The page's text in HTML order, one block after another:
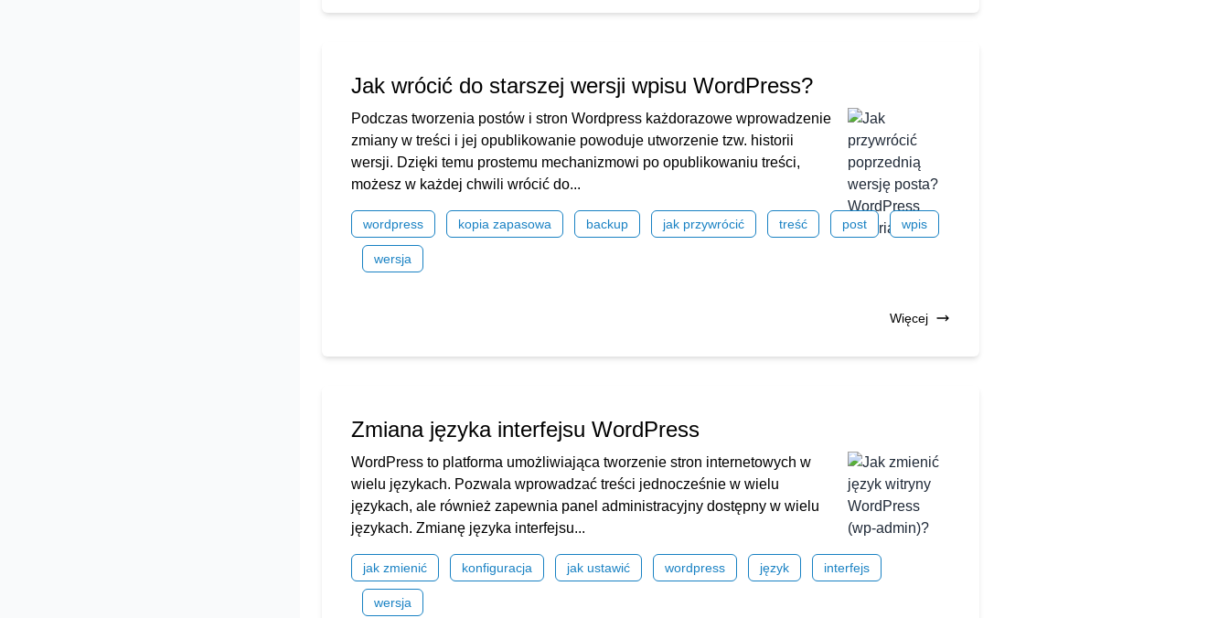
Jak wrócić do starszej wersji wpisu WordPress?
Podczas tworzenia postów i stron Wordpress każdorazowe wprowadzenie
zmiany w treści i jej opublikowanie powoduje utworzenie tzw. historii
wersji. Dzięki temu prostemu mechanizmowi po opublikowaniu treści,
możesz w każdej chwili wrócić do...
wordpress kopia zapasowa backup jak przywrócić treść post wpis
wersja
Więcej
Zmiana języka interfejsu WordPress
WordPress to platforma umożliwiająca tworzenie stron internetowych w
wielu językach. Pozwala wprowadzać treści jednocześnie w wielu
językach, ale również zapewnia panel administracyjny dostępny w wielu
językach. Zmianę języka interfejsu...
jak zmienić konfiguracja jak ustawić wordpress język interfejs
wersja